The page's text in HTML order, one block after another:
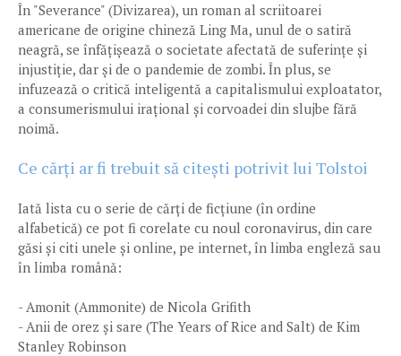
În "Severance" (Divizarea), un roman al scriitoarei
americane de origine chineză Ling Ma, unul de o satiră
neagră, se înfățișează o societate afectată de suferințe și
injustiție, dar și de o pandemie de zombi. În plus, se
infuzează o critică inteligentă a capitalismului exploatator,
a consumerismului irațional și corvoadei din slujbe fără
noimă.
Ce cărți ar fi trebuit să citești potrivit lui Tolstoi
Iată lista cu o serie de cărți de ficțiune (în ordine
alfabetică) ce pot fi corelate cu noul coronavirus, din care
găsi și citi unele și online, pe internet, în limba engleză sau
în limba română:
- Amonit (Ammonite) de Nicola Grifith
- Anii de orez și sare (The Years of Rice and Salt) de Kim
Stanley Robinson